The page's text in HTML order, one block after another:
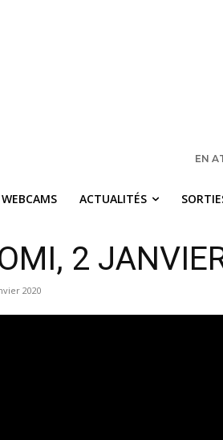
EN
WEBCAMS ACTUALITÉS
2
2020
Recevez chaque
idées de